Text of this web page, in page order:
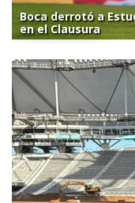
Boca derrotó a
en el Clausura